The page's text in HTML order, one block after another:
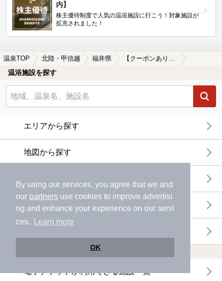
By using our services, you agree that we and
our partners use cookies to improve advertisi
ng and enhance your experience on our servi
ces.
Learn more
OK
内】
株主優待制度で人気の温浴施設に行こう！対象施設が
拡充されました！
温泉TOP 北陸・甲信越 福井県 【クーポンあり】一人旅におすすめの福井県の温泉、日帰り温泉、スーパー銭湯おすすめ
温浴施設を探す
エリアから探す
地図から探す
温泉地から探す
電子チケットが利用できる施設一覧